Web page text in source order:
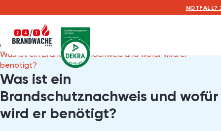
NOTFALL?
Home Posts
Was ist ein Brandschutznachweis und wofür wird er
benötigt?
Was ist ein
Brandschutznachweis und wofür
wird er benötigt?